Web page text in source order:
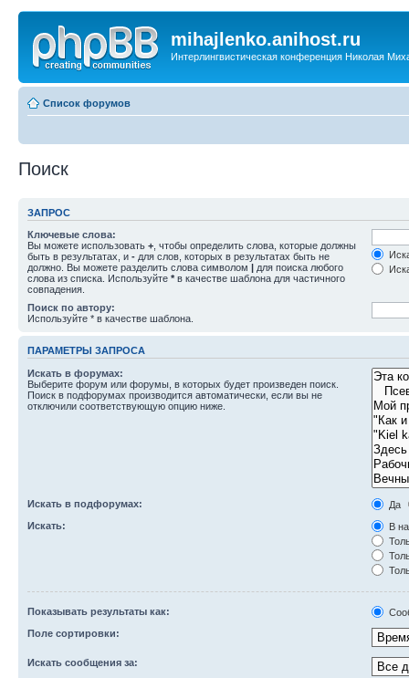
mihajlenko.anihost.ru
Интерлингвистическая конференция Николая
Список форумов
Поиск
ЗАПРОС
Ключевые слова:
Вы можете использовать + , чтобы определить слова, которые должны
быть в результатах, и - для слов, которых в результатах быть не
должно. Вы можете разделить слова символом | для поиска любого
слова из списка. Используйте * в качестве шаблона для частичного
совпадения.
Поиск по автору:
Используйте * в качестве шаблона.
ПАРАМЕТРЫ ЗАПРОСА
Искать в форумах:
Выберите форум или форумы, в которых будет произведен поиск.
Поиск в подфорумах производится автоматически, если вы не
отключили соответствующую опцию ниже.
Искать в подфорумах:
Да
Искать:
В
Показывать результаты как:
Поле сортировки:
Искать сообщения за: